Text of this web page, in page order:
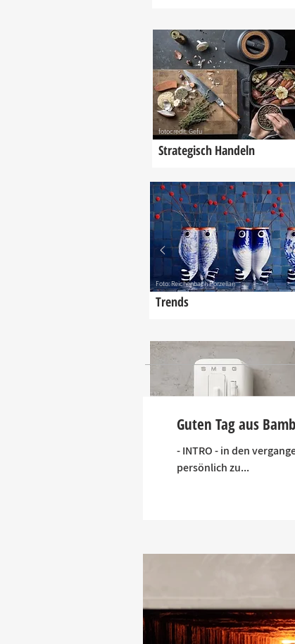
fotocredit: Gefu
Strategisch Handeln
Foto: Reichenbach Porzellan
Trends
Kaffee
Guten Tag aus
- INTRO - in den
persönlich zu...